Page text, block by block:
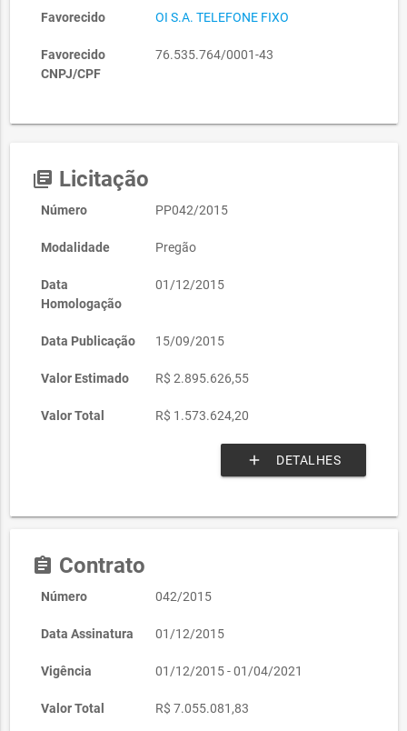
Favorecido OI S.A. TELEFONE FIXO
Favorecido
CNPJ/CPF
76.535.764/0001-43
library_books Licitação
Número PP042/2015
Modalidade Pregão
Data
Homologação
01/12/2015
Data Publicação 15/09/2015
Valor Estimado R$ 2.895.626,55
Valor Total R$ 1.573.624,20
add DETALHES
assignment Contrato
Número 042/2015
Data Assinatura 01/12/2015
Vigência 01/12/2015 - 01/04/2021
Valor Total R$ 7.055.081,83